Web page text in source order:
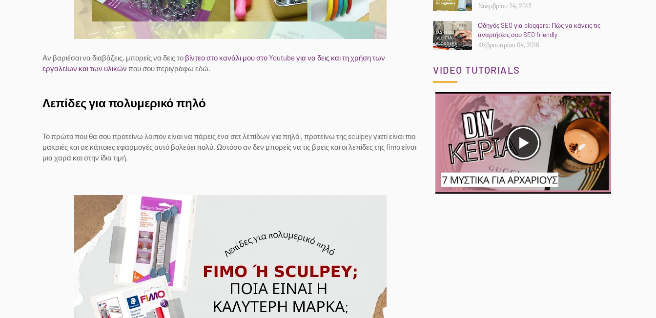
Αν βαριέσαι να διαβάζεις, μπορείς να δεις το βίντεο στο κανάλι μου στο Youtube για να δεις και τη χρήση των
εργαλείων και των υλικών που σου περιγράφω εδώ.
Λεπίδες για πολυμερικό πηλό
Το πρώτο που θα σου προτείνω λοιπόν είναι να πάρεις ένα σετ λεπίδων για πηλό , προτείνω της sculpey γιατί είναι πιο
μακριές και σε κάποιες εφαρμογές αυτό βολεύει πολύ. Ωστόσο αν δεν μπορείς να τις βρεις και οι λεπίδες της fimo είναι
μια χαρά και στην ίδια τιμή.
Νοεμβρίου 24, 2013
Οδηγός SEO για bloggers: Πώς να κάνεις τις
αναρτήσεις σου SEO friendly
Φεβρουαρίου 04, 2016
VIDEO TUTORIALS